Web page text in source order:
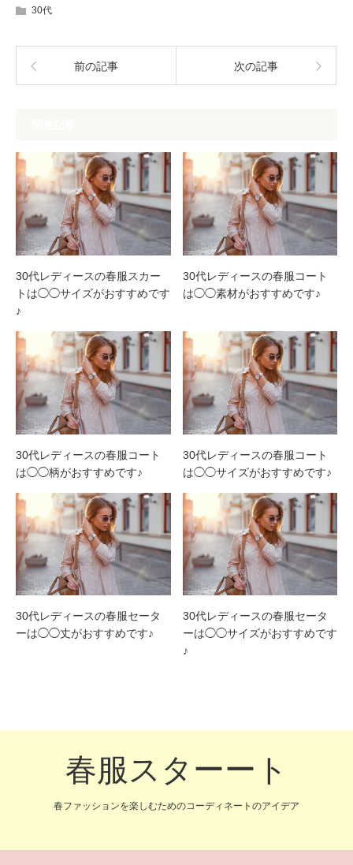
30代
前の記事 次の記事
30代レディースの春服スカー
トは◯◯サイズがおすすめです
♪
30代レディースの春服コート
は◯◯素材がおすすめです♪
30代レディースの春服コート
は◯◯柄がおすすめです♪
30代レディースの春服コート
は◯◯サイズがおすすめです♪
30代レディースの春服セータ
ーは◯◯丈がおすすめです♪
30代レディースの春服セータ
ーは◯◯サイズがおすすめです
♪
春服スターート
春ファッションを楽しむためのコーディネートのアイデア